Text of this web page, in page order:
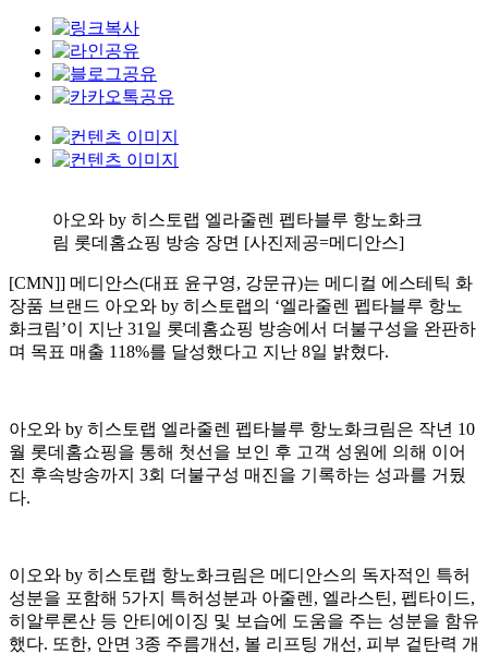
아오와 by 히스토랩 엘라줄렌 펩타블루 항노화크
림 롯데홈쇼핑 방송 장면 [사진제공=메디안스]
[CMN]] 메디안스(대표 윤구영, 강문규)는 메디컬 에스테틱 화
장품 브랜드 아오와 by 히스토랩의 ‘엘라줄렌 펩타블루 항노
화크림’이 지난 31일 롯데홈쇼핑 방송에서 더불구성을 완판하
며 목표 매출 118%를 달성했다고 지난 8일 밝혔다.
아오와 by 히스토랩 엘라줄렌 펩타블루 항노화크림은 작년 10
월 롯데홈쇼핑을 통해 첫선을 보인 후 고객 성원에 의해 이어
진 후속방송까지 3회 더불구성 매진을 기록하는 성과를 거뒀
다.
이오와 by 히스토랩 항노화크림은 메디안스의 독자적인 특허
성분을 포함해 5가지 특허성분과 아줄렌, 엘라스틴, 펩타이드,
히알루론산 등 안티에이징 및 보습에 도움을 주는 성분을 함유
했다. 또한, 안면 3종 주름개선, 볼 리프팅 개선, 피부 겉탄력 개